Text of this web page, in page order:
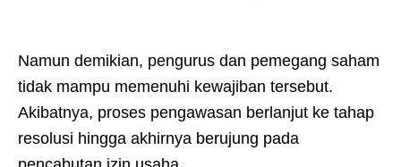
Namun demikian, pengurus dan pemegang saham
tidak mampu memenuhi kewajiban tersebut.
Akibatnya, proses pengawasan berlanjut ke tahap
resolusi hingga akhirnya berujung pada